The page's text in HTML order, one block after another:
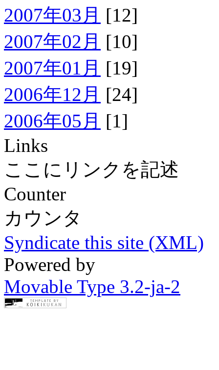
2007年03月 [12]
2007年02月 [10]
2007年01月 [19]
2006年12月 [24]
2006年05月 [1]
Links
ここにリンクを記述
Counter
カウンタ
Syndicate this site (XML)
Powered by
Movable Type 3.2-ja-2